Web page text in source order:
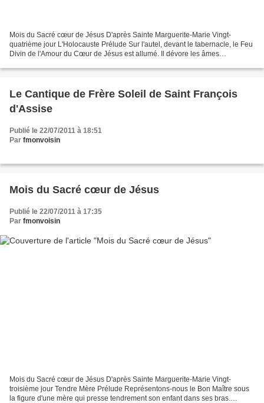
Mois du Sacré cœur de Jésus D'après Sainte Marguerite-Marie Vingt-
quatrième jour L'Holocauste Prélude Sur l'autel, devant le tabernacle, le Feu
Divin de l'Amour du Cœur de Jésus est allumé. Il dévore les âmes
Le Cantique de Frère Soleil de Saint François
d'Assise
Publié le 22/07/2011 à 18:51
Par fmonvoisin
Mois du Sacré cœur de Jésus
Publié le 22/07/2011 à 17:35
Par fmonvoisin
Mois du Sacré cœur de Jésus D'après Sainte Marguerite-Marie Vingt-
troisième jour Tendre Mère Prélude Représentons-nous le Bon Maître sous
la figure d'une mère qui presse tendrement son enfant dans ses bras.